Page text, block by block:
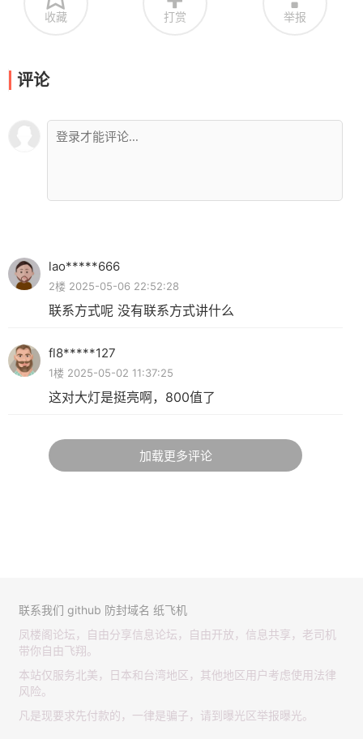
收藏 打赏 举报
评论
lao*****666
2楼 2025-05-06 22:52:28
联系方式呢 没有联系方式讲什么
fl8*****127
1楼 2025-05-02 11:37:25
这对大灯是挺亮啊，800值了
加载更多评论
联系我们 github 防封域名 纸飞机
凤楼阁论坛，自由分享信息论坛，自由开放，信息共享，老司机
带你自由飞翔。
本站仅服务北美，日本和台湾地区，其他地区用户考虑使用法律
风险。
凡是现要求先付款的，一律是骗子，请到曝光区举报曝光。